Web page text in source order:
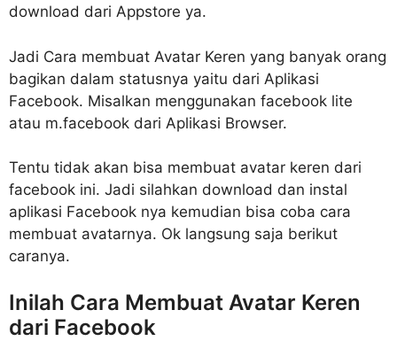
download dari Appstore ya.
Jadi Cara membuat Avatar Keren yang banyak orang
bagikan dalam statusnya yaitu dari Aplikasi
Facebook. Misalkan menggunakan facebook lite
atau m.facebook dari Aplikasi Browser.
Tentu tidak akan bisa membuat avatar keren dari
facebook ini. Jadi silahkan download dan instal
aplikasi Facebook nya kemudian bisa coba cara
membuat avatarnya. Ok langsung saja berikut
caranya.
Inilah Cara Membuat Avatar Keren
dari Facebook